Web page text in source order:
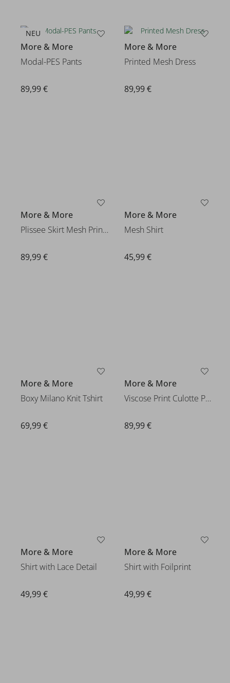
NEU
More & More
Modal-PES Pants
89,99 €
More & More
Printed Mesh Dress
89,99 €
More & More
Plissee Skirt Mesh Printed
89,99 €
More & More
Mesh Shirt
45,99 €
More & More
Boxy Milano Knit Tshirt
69,99 €
More & More
Viscose Print Culotte Pants
89,99 €
More & More
Shirt with Lace Detail
49,99 €
More & More
Shirt with Foilprint
49,99 €